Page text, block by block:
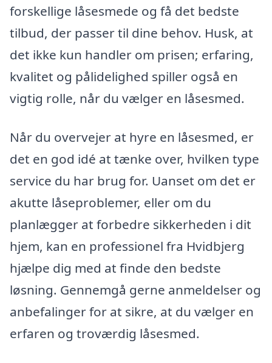
forskellige låsesmede og få det bedste
tilbud, der passer til dine behov. Husk, at
det ikke kun handler om prisen; erfaring,
kvalitet og pålidelighed spiller også en
vigtig rolle, når du vælger en låsesmed.
Når du overvejer at hyre en låsesmed, er
det en god idé at tænke over, hvilken type
service du har brug for. Uanset om det er
akutte låseproblemer, eller om du
planlægger at forbedre sikkerheden i dit
hjem, kan en professionel fra Hvidbjerg
hjælpe dig med at finde den bedste
løsning. Gennemgå gerne anmeldelser og
anbefalinger for at sikre, at du vælger en
erfaren og troværdig låsesmed.